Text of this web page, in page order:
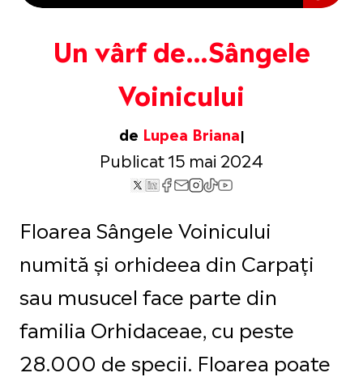
Un vârf de…Sângele
Voinicului
de Lupea Briana
Publicat 15 mai 2024
Floarea Sângele Voinicului
numită și orhideea din Carpați
sau musucel face parte din
familia Orhidaceae, cu peste
28.000 de specii. Floarea poate